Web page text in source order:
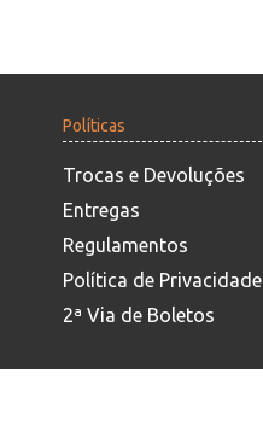
Políticas
Trocas e Devoluções
Entregas
Regulamentos
Política de Privacidade
2ª Via de Boletos